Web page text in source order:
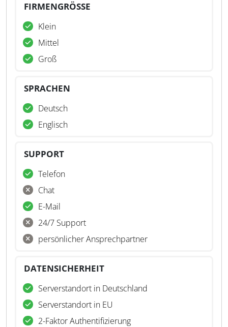
FIRMENGRÖSSE
Klein
Mittel
Groß
SPRACHEN
Deutsch
Englisch
SUPPORT
Telefon
Chat
E-Mail
24/7 Support
persönlicher Ansprechpartner
DATENSICHERHEIT
Serverstandort in Deutschland
Serverstandort in EU
2-Faktor Authentifizierung